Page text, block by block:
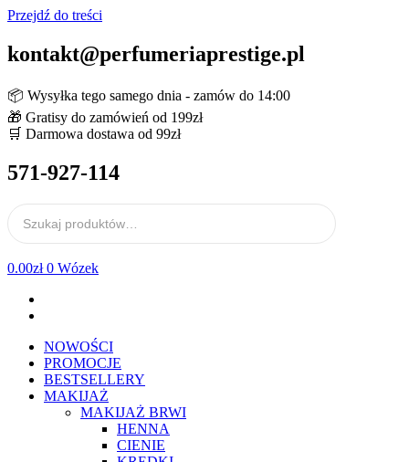
Przejdź do treści
kontakt@perfumeriaprestige.pl
📦 Wysyłka tego samego dnia - zamów do 14:00
🎁 Gratisy do zamówień od 199zł
🛒 Darmowa dostawa od 99zł
571-927-114
0.00zł 0 Wózek
NOWOŚCI
PROMOCJE
BESTSELLERY
MAKIJAŻ
MAKIJAŻ BRWI
HENNA
CIENIE